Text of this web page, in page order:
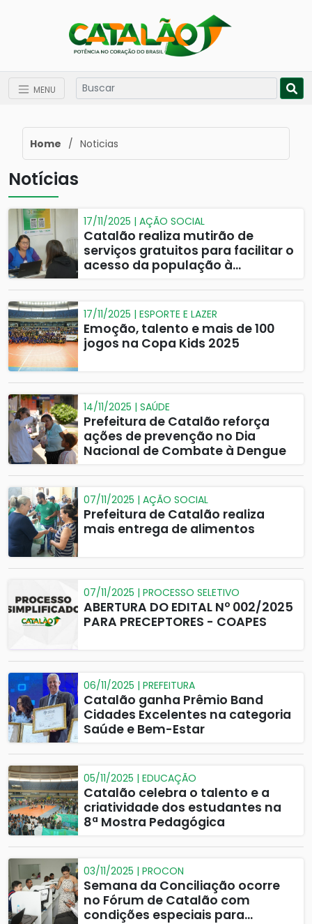
MENU
Home / Noticias
Notícias
17/11/2025 | AÇÃO SOCIAL
Catalão realiza mutirão de
serviços gratuitos para facilitar o
acesso da população à
17/11/2025 | ESPORTE E LAZER
Emoção, talento e mais de 100
jogos na Copa Kids 2025
14/11/2025 | SAÚDE
Prefeitura de Catalão reforça
ações de prevenção no Dia
Nacional de Combate à Dengue
07/11/2025 | AÇÃO SOCIAL
Prefeitura de Catalão realiza
mais entrega de alimentos
07/11/2025 | PROCESSO SELETIVO
ABERTURA DO EDITAL Nº 002/2025
PARA PRECEPTORES - COAPES
06/11/2025 | PREFEITURA
Catalão ganha Prêmio Band
Cidades Excelentes na categoria
Saúde e Bem-Estar
05/11/2025 | EDUCAÇÃO
Catalão celebra o talento e a
criatividade dos estudantes na
8ª Mostra Pedagógica
03/11/2025 | PROCON
Semana da Conciliação ocorre
no Fórum de Catalão com
condições especiais para